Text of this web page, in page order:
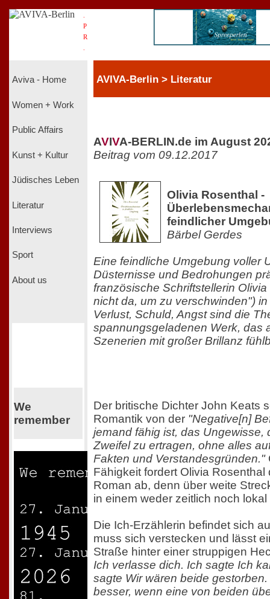
P
R
Aviva - Home
Women + Work
Public Affairs
Kunst + Kultur
Jüdisches Leben
Literatur
Interviews
Sport
About us
We
remember
AVIVA-Berlin > Literatur
AVIVA-BERLIN.de im August
Beitrag vom 09.12.2017
Olivia Rosenthal -
feindlicher
Bärbel Gerdes
Eine feindliche Umgebung voller
Düsternisse und Bedrohungen
französische Schriftstellerin
nicht da, um zu verschwinden")
Verlust, Schuld, Angst sind die
spannungsgeladenen Werk, das
Szenerien mit großer Brillanz
Der britische Dichter John Keats
Romantik von der "Negative[n]
jemand fähig ist, das Ungewisse,
Zweifel zu ertragen, ohne alles
Fakten und Verstandesgründen."
Fähigkeit fordert Olivia Rosenthal
Roman ab, denn über weite
in einem weder zeitlich noch
Die Ich-Erzählerin befindet sich
muss sich verstecken und lässt
Straße hinter einer struppigen
Ich verlasse dich. Ich sagte Ich
sagte Wir wären beide
besser, wenn eine von beiden